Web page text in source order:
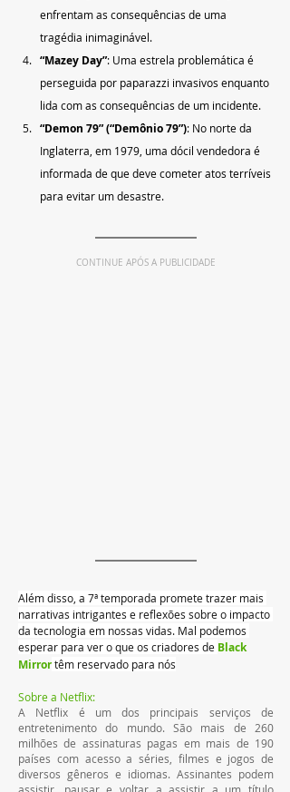
enfrentam as consequências de uma
tragédia inimaginável.
“Mazey Day”: Uma estrela problemática é
perseguida por paparazzi invasivos enquanto
lida com as consequências de um incidente.
“Demon 79” (“Demônio 79”): No norte da
Inglaterra, em 1979, uma dócil vendedora é
informada de que deve cometer atos terríveis
para evitar um desastre.
CONTINUE APÓS A PUBLICIDADE
Além disso, a 7ª temporada promete trazer mais
narrativas intrigantes e reflexões sobre o impacto
da tecnologia em nossas vidas. Mal podemos
esperar para ver o que os criadores de Black
Mirror têm reservado para nós
Sobre a Netflix:
A Netflix é um dos principais serviços de
entretenimento do mundo. São mais de 260
milhões de assinaturas pagas em mais de 190
países com acesso a séries, filmes e jogos de
diversos gêneros e idiomas. Assinantes podem
assistir, pausar e voltar a assistir a um título